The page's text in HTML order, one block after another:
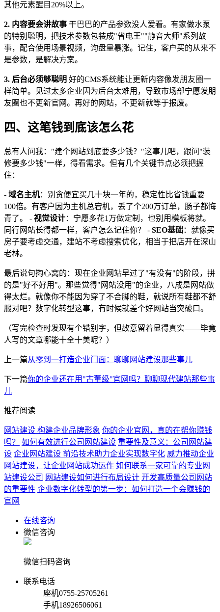
其他元素醒目20%以上。
2. 内容要会讲故事 干巴巴的产品参数没人爱看。有家做水泵
的特别聪明，把技术参数包装成"省电王""静音大师"系列故
事，配合使用场景视频，询盘量暴涨。记住，客户买的从来不
是参数，是解决方案。
3. 后台必须够聪明 好的CMS系统能让更新内容像发朋友圈一
样简单。见过太多企业因为后台太难用，导致市场部宁愿发朋
友圈也不更新官网。再好的网站，不更新就等于报废。
四、这笔钱到底该怎么花
总有人问我："建个网站到底要多少钱？"这事儿吧，跟问"装
修要多少钱"一样，得看需求。但有几个关键节点必须把握
住：
- 域名主机：别贪便宜买几十块一年的，稳定性比省钱重要
100倍。有客户因为主机总宕机，丢了个200万订单，肠子都悔
青了。 - 视觉设计：宁愿多花1万做定制，也别用模板将就。
同行网站长得都一样，客户怎么记住你？ - SEO基础：就像买
房子要考虑交通，建站不考虑搜索优化，相当于把店开在深山
老林。
最后说句掏心窝的：现在企业网站早过了"有没有"的阶段，拼
的是"好不好用"。那些觉得"网站没用"的企业，八成是网站做
得太烂。就像你不能因为穿了不合脚的鞋，就说所有鞋都不舒
服对吧？数字化转型这事，有时候就差个好网站当突破口。
（写完检查时发现有个错别字，但故意留着显得真实——毕竟
人写的文章哪能十全十美呢？）
上一篇从零到一打造企业门面：聊聊网站建设那些事儿
下一篇你的企业还在用"古董级"官网吗？聊聊现代建站那些事
儿
推荐阅读
网站建设 构建企业品牌形象 你的企业官网，真的在帮你赚钱
吗？
如何有效进行公司网站建设 重要性及意义：公司网站建
设 企业网站建设 前沿技术助力企业实现数字化 威力推动企业
网站建设，让企业网站成功运作 如何联系一家可靠的专业网
站建设公司 网站建设如何进行布局设计 开发高质量公司网站
的重要性 企业数字化转型的第一步：如何打造一个会赚钱的
官网
在线咨询
微信咨询
微信扫码咨询
联系电话
座机0755-25705261
手机18926506061